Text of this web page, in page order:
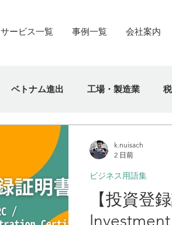
サービス一覧 事例一覧 会社案内
ベトナム進出 工場・製造業
【投資登
ビジネス用語集
k.nuisach
2 日前